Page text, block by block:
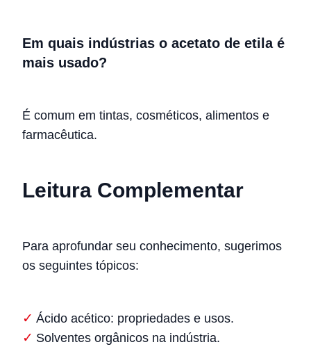
Em quais indústrias o acetato de etila é
mais usado?
É comum em tintas, cosméticos, alimentos e
farmacêutica.
Leitura Complementar
Para aprofundar seu conhecimento, sugerimos
os seguintes tópicos:
Ácido acético: propriedades e usos.
Solventes orgânicos na indústria.